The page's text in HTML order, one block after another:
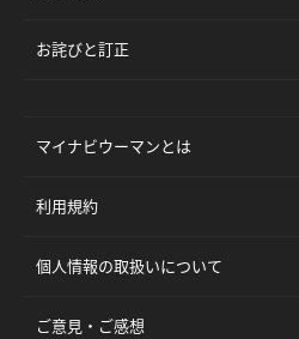
お詫びと訂正
マイナビウーマンとは
利用規約
個人情報の取扱いについて
ご意見・ご感想